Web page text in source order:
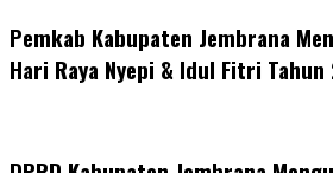
Pemkab Kabupaten Jembrana
Hari Raya Nyepi & Idul Fitri Tahun